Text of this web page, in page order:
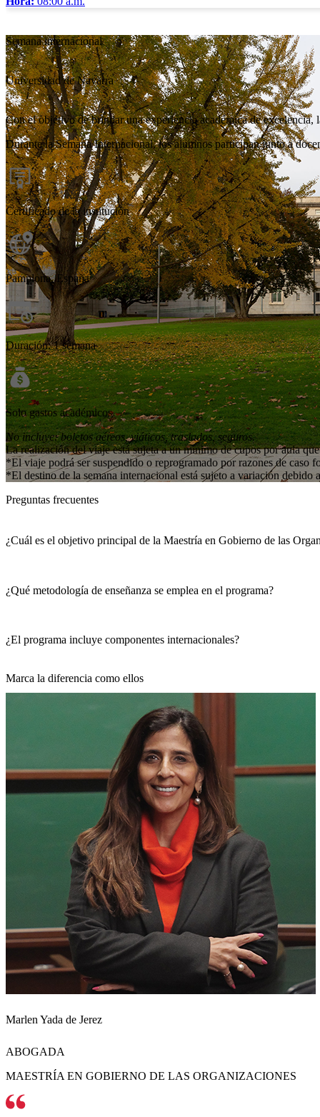
Semana internacional
Universidad de Navarra
Con el objetivo de brindar una experiencia académica de
Durante la Semana Internacional, los alumnos participan junto a
Certificado de la institución
Pamplona, España
Duración: 1 semana
Solo gastos académicos
No incluye: boletos aéreos, viáticos, traslados, seguros.
La realización del viaje está sujeta a un mínimo de cupos por aula
*El viaje podrá ser suspendido o reprogramado por razones de
*El destino de la semana internacional está sujeto a variación
Preguntas frecuentes
¿Cuál es el objetivo principal de la Maestría en Gobierno de las
¿Qué metodología de enseñanza se emplea en el programa?
¿El programa incluye componentes internacionales?
Marca la diferencia como ellos
Marlen Yada de Jerez
ABOGADA
MAESTRÍA EN GOBIERNO DE LAS ORGANIZACIONES